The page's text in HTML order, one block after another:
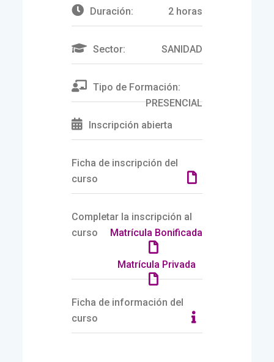
Duración: 2 horas
Sector: SANIDAD
Tipo de Formación:
PRESENCIAL
Inscripción abierta
Ficha de inscripción del
curso
Completar la inscripción al
curso
Matrícula Bonificada
Matrícula Privada
Ficha de información del
curso